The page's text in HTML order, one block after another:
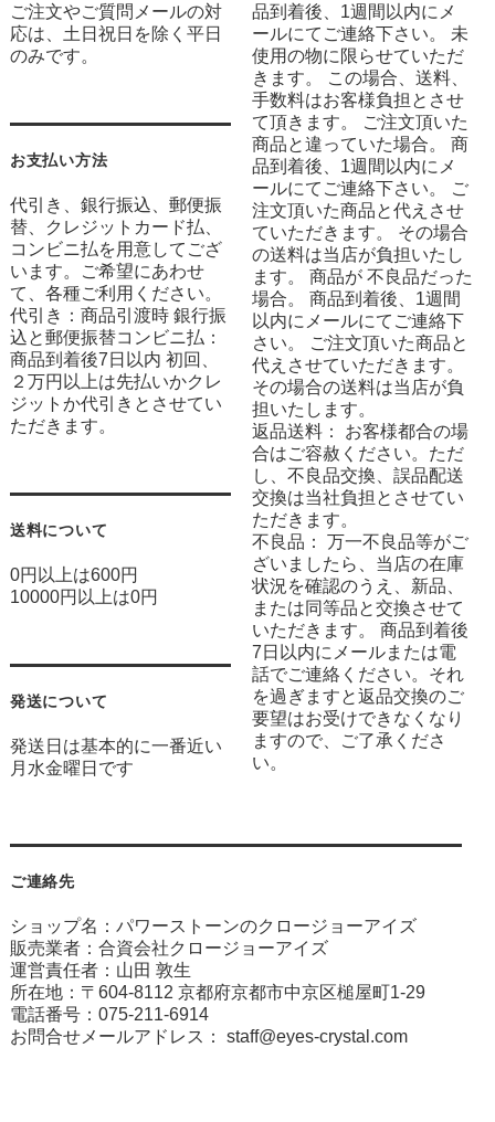
ご注文やご質問メールの対
応は、土日祝日を除く平日
のみです。
お支払い方法
代引き、銀行振込、郵便振
替、クレジットカード払、
コンビニ払を用意してござ
います。ご希望にあわせ
て、各種ご利用ください。
代引き：商品引渡時 銀行振
込と郵便振替コンビニ払：
商品到着後7日以内 初回、
２万円以上は先払いかクレ
ジットか代引きとさせてい
ただきます。
送料について
0円以上は600円
10000円以上は0円
発送について
発送日は基本的に一番近い
月水金曜日です
品到着後、1週間以内にメ
ールにてご連絡下さい。 未
使用の物に限らせていただ
きます。 この場合、送料、
手数料はお客様負担とさせ
て頂きます。 ご注文頂いた
商品と違っていた場合。 商
品到着後、1週間以内にメ
ールにてご連絡下さい。 ご
注文頂いた商品と代えさせ
ていただきます。 その場合
の送料は当店が負担いたし
ます。 商品が 不良品だった
場合。 商品到着後、1週間
以内にメールにてご連絡下
さい。 ご注文頂いた商品と
代えさせていただきます。
その場合の送料は当店が負
担いたします。
返品送料： お客様都合の場
合はご容赦ください。ただ
し、不良品交換、誤品配送
交換は当社負担とさせてい
ただきます。
不良品： 万一不良品等がご
ざいましたら、当店の在庫
状況を確認のうえ、新品、
または同等品と交換させて
いただきます。 商品到着後
7日以内にメールまたは電
話でご連絡ください。それ
を過ぎますと返品交換のご
要望はお受けできなくなり
ますので、ご了承くださ
い。
ご連絡先
ショップ名：パワーストーンのクロージョーアイズ
販売業者：合資会社クロージョーアイズ
運営責任者：山田 敦生
所在地：〒604-8112 京都府京都市中京区槌屋町1-29
電話番号：075-211-6914
お問合せメールアドレス： staff@eyes-crystal.com